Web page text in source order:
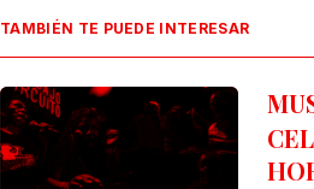
TAMBIÉN TE PUEDE INTERESAR